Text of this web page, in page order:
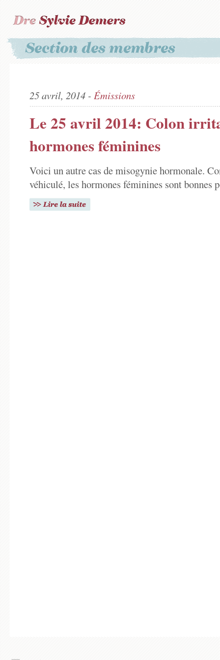
25 avril, 2014 - Émissions
Le 25 avril 2014: Colon
hormones féminines
Voici un autre cas de misogynie hormonale.
véhiculé, les hormones féminines sont bonnes